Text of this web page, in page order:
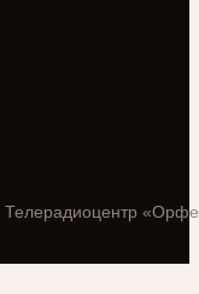
Телерадиоцентр